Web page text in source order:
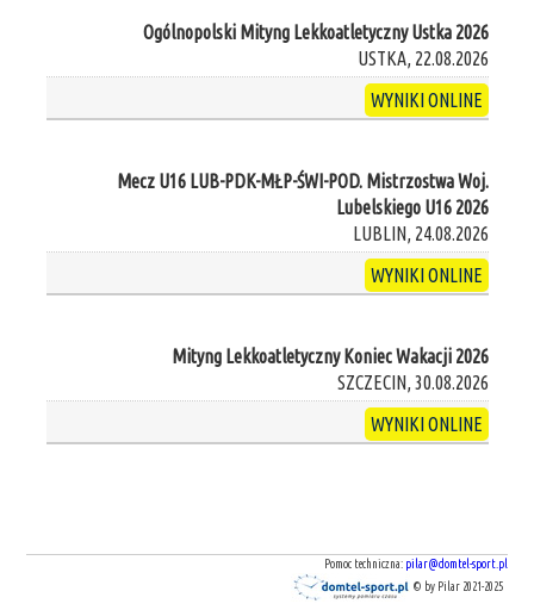
Ogólnopolski Mityng Lekkoatletyczny Ustka 2026
USTKA, 22.08.2026
WYNIKI ONLINE
Mecz U16 LUB-PDK-MŁP-ŚWI-POD. Mistrzostwa Woj.
Lubelskiego U16 2026
LUBLIN, 24.08.2026
WYNIKI ONLINE
Mityng Lekkoatletyczny Koniec Wakacji 2026
SZCZECIN, 30.08.2026
WYNIKI ONLINE
Pomoc techniczna: pilar@domtel-sport.pl
© by Pilar 2021-2025